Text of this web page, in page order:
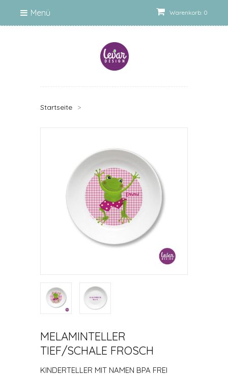
Warenkorb: 0
Menü
Startseite >
MELAMINTELLER
TIEF/SCHALE FROSCH
KINDERTELLER MIT NAMEN BPA FREI